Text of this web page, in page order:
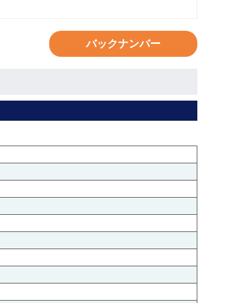
バックナンバー